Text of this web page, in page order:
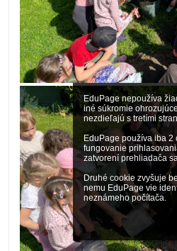
EduPage nepoužíva
iné súkromie
nezdieľajú s tretími
EduPage používa iba
fungovanie
zatvorení prehliadača
Druhé cookie zvyšuje
nemu EduPage vie
neznámeho počítača.